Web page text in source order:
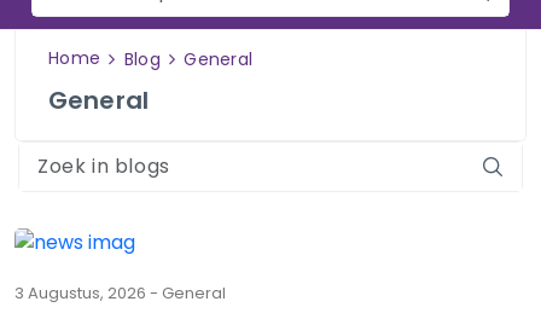
Home Blog General
General
3 Augustus, 2026 - General